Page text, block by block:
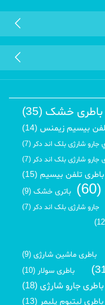
باطری خشک (35)
بیسیم زیمنس (14)
جارو شارژی بلک اند دکر (7)
شارژی بلک اند دکر (7)
باطری تلفن بیسیم (15)
باتری خشک (9)
جارو شارژی بلک اند دکر (7)
باطری ماشین شارژی (9)
باطری سولار (10)
جارو شارژی (18)
باطری لیتیوم پلیمر (13)